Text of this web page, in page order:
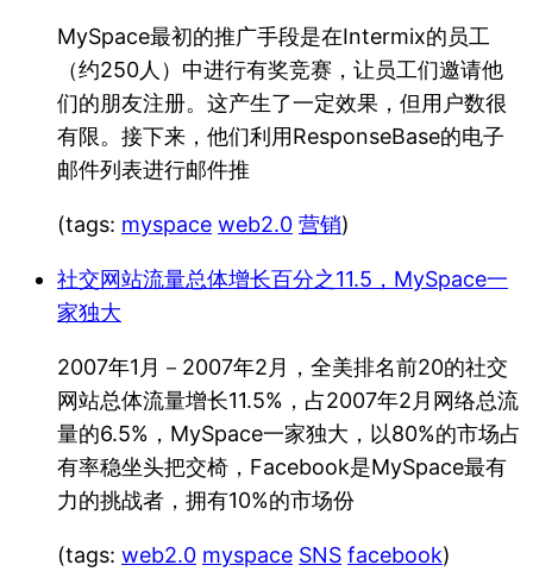
MySpace最初的推广手段是在Intermix的员工
（约250人）中进行有奖竞赛，让员工们邀请他
们的朋友注册。这产生了一定效果，但用户数很
有限。接下来，他们利用ResponseBase的电子
邮件列表进行邮件推
(tags: myspace web2.0 营销)
社交网站流量总体增长百分之11.5，MySpace一
家独大
2007年1月－2007年2月，全美排名前20的社交
网站总体流量增长11.5%，占2007年2月网络总流
量的6.5%，MySpace一家独大，以80%的市场占
有率稳坐头把交椅，Facebook是MySpace最有
力的挑战者，拥有10%的市场份
(tags: web2.0 myspace SNS facebook)